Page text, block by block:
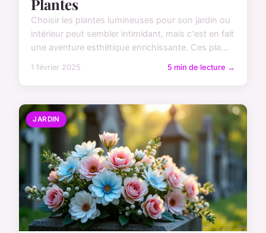
Plantes
Choisir les plantes lumineuses pour son jardin ou
intérieur peut sembler intimidant, mais c'est en fait
une aventure esthétique enrichissante. Ces pla...
1 février 2025 5 min de lecture →
JARDIN